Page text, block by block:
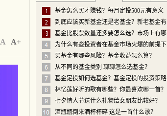
A A+
基金怎么买才赚钱？每月定投500元有意义
到底应该买新基金还是老基金？新老基金有
基金比股票数量还多要怎么选？市场上有哪
为什么有些投资者在基金市场火爆的前提下
买基金有哪些风险？基金收益怎么算？
从不同的基金类别 聊聊怎么选基金？
基金定投如何选基金？基金定投的投资策略
林忆莲好听的歌有哪些？你最喜欢哪一首？
七夕情人节送什么礼物给女朋友比较好？
酒瓶瓶倒来酒杯杯碎 这是一首什么歌？